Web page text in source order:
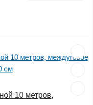
10 метров,